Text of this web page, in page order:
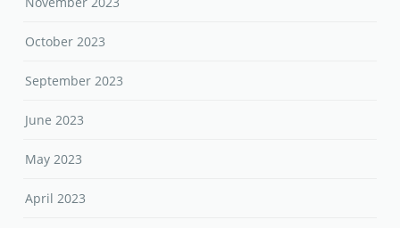
October 2023
September 2023
June 2023
May 2023
April 2023